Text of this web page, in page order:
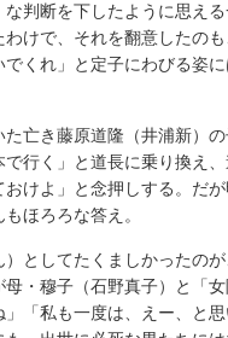
判断を下したように思え
けで、それを翻意したの
くれ」と定子にわびる姿
亡き藤原道隆（井浦新）の
行く」と道長に乗り換え、
けよ」と念押しする。だ
ほろろな答え。
としてたくましかったの
・穆子（石野真子）と「女
「私も一度は、えー、と